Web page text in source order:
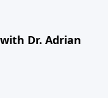
with Dr. Adrian